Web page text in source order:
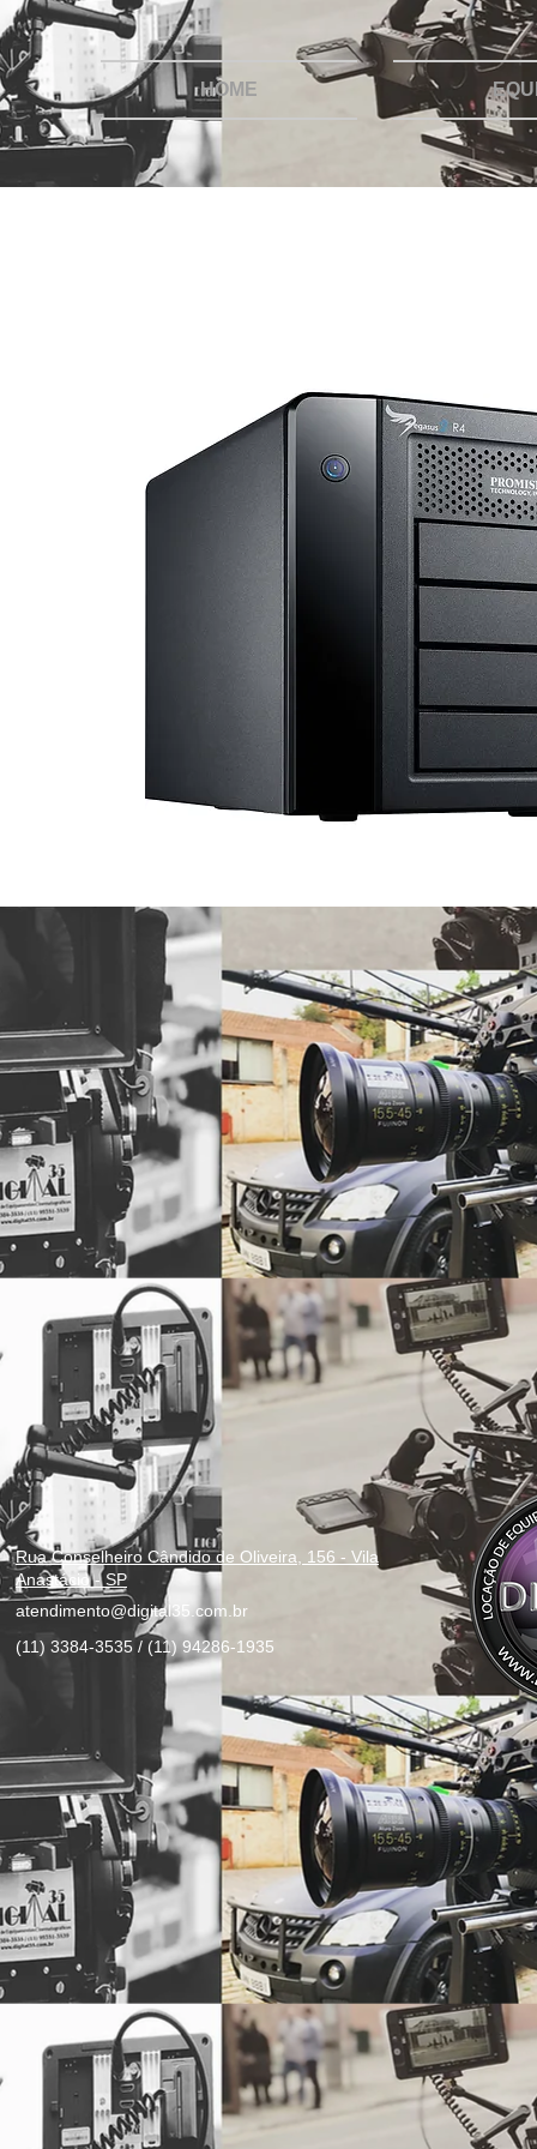
HOME
Rua Conselheiro Cândido de Oliveira, 156 - Vila
Anastácio - SP
atendimento@digital35.com.br
(11) 3384-3535 / (11) 94286-1935